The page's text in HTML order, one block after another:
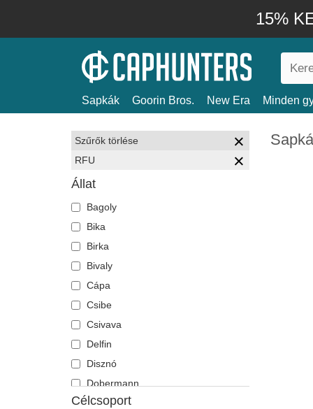
15%
Sapkák Goorin Bros. New Era Minden
Szűrők törlése
RFU
Állat
Bagoly
Bika
Birka
Bivaly
Cápa
Csibe
Csivava
Delfin
Disznó
Dobermann
Egér
Célcsoport